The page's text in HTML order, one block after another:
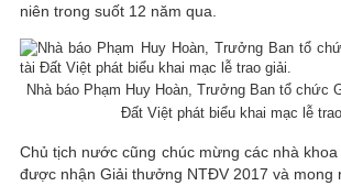
niên trong suốt 12 năm qua.
Nhà báo Phạm Huy Hoàn, Trưởng Ban tổ chức
Đất Việt phát biểu khai mạc lễ
Chủ tịch nước cũng chúc mừng các nhà
được nhận Giải thưởng NTĐV 2017 và mong